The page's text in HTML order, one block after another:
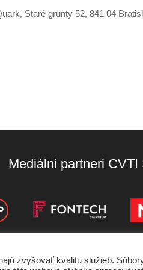
Staré grunty 52, 841 04
Mediálni partneri CVTI
zvyšovať kvalitu služieb.